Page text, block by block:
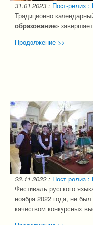
31.01.2023 : Пост-релиз :
Традиционно
образование»
Продолжение >>
22.11.2022: Пост-релиз :
Фестиваль русского
ноября 2022 года, не
качеством конкурсных